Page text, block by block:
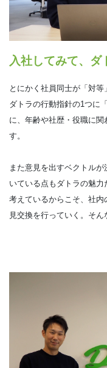
入社してみて、ダ
とにかく社員同士が「対等
ダトラの行動指針の1つに
に、年齢や社歴・役職に
す。
また意見を出すベクトル
いている点もダトラの魅
考えているからこそ、社
見交換を行っていく。そん